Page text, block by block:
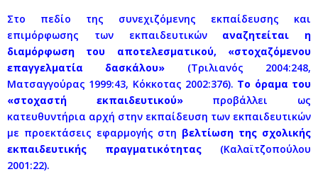
Στο πεδίο της συνεχιζόμενης εκπαίδευσης και
επιμόρφωσης των εκπαιδευτικώναναζητείται η
διαμόρφωση του αποτελεσματικού, «στοχαζόμενου
επαγγελματία δασκάλου» (Τριλιανός 2004:248,
Ματσαγγούρας 1999:43, Κόκκοτας 2002:376). Το όραμα του
«στοχαστή εκπαιδευτικού»προβάλλει ως
κατευθυντήρια αρχή στην εκπαίδευση των εκπαιδευτικών
με προεκτάσεις εφαρμογής στη βελτίωση της σχολικής
εκπαιδευτικής πραγματικότητας (Καλαϊτζοπούλου
2001:22).